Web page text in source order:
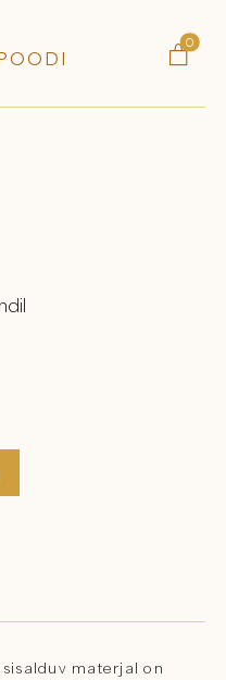
0

sisalduv materjal on